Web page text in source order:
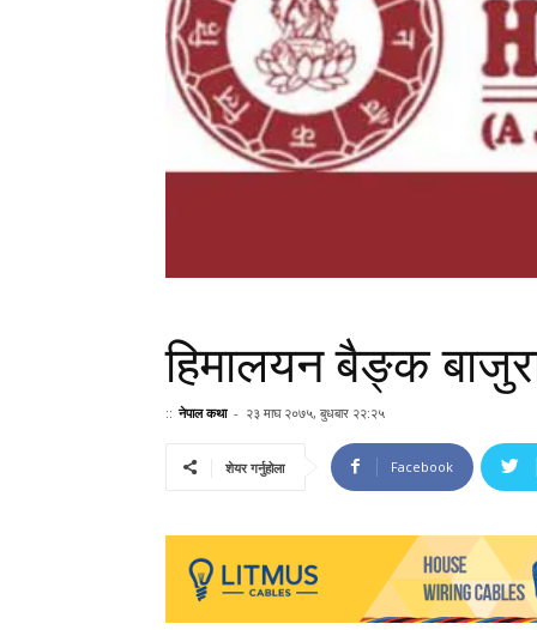
हिमालयन बैङ्क
:: नेपाल कथा - २३ माघ २०७५, बुधबार २२:२५
शेयर गर्नुहोला Facebook